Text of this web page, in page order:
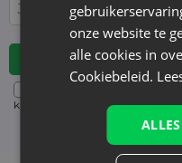
Voor details over
kunt je op elk moment zonder
onze website te
alle cookies in
Cookiebeleid.